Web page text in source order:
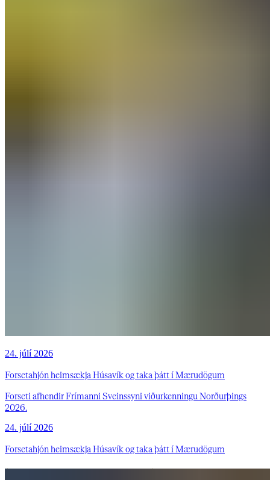
24. júlí 2026
Forsetahjón heimsækja Húsavík og taka þátt í Mærudögum
Forseti afhendir Frímanni Sveinssyni viðurkenningu Norðurþings
2026.
24. júlí 2026
Forsetahjón heimsækja Húsavík og taka þátt í Mærudögum